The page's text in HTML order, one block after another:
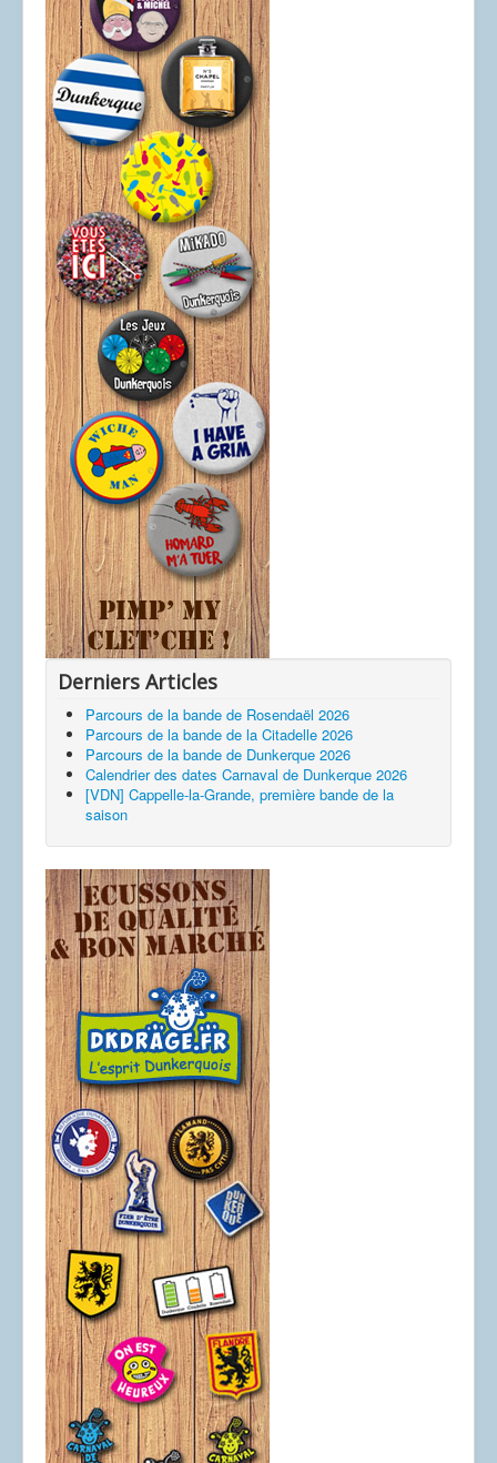
Derniers Articles
Parcours de la bande de Rosendaël 2026
Parcours de la bande de la Citadelle 2026
Parcours de la bande de Dunkerque 2026
Calendrier des dates Carnaval de Dunkerque 2026
[VDN] Cappelle-la-Grande, première bande de la
saison